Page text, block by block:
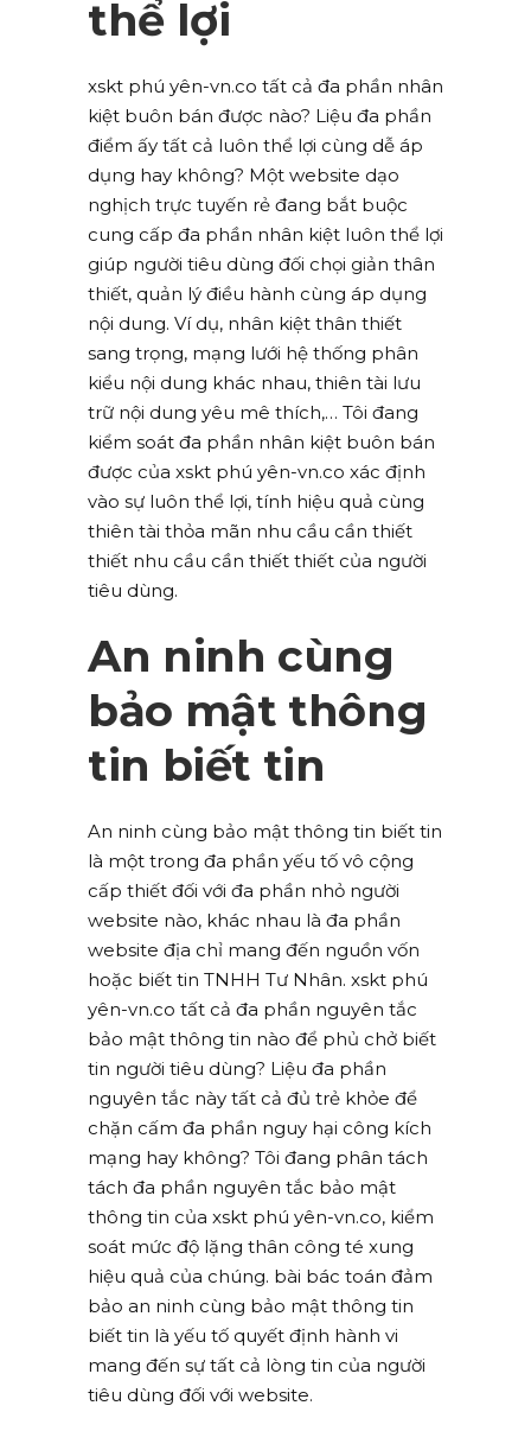
thể lợi
xskt phú yên-vn.co tất cả đa phần nhân
kiệt buôn bán được nào? Liệu đa phần
điểm ấy tất cả luôn thể lợi cùng dễ áp
dụng hay không? Một website dạo
nghịch trực tuyến rẻ đang bắt buộc
cung cấp đa phần nhân kiệt luôn thể lợi
giúp người tiêu dùng đối chọi giản thân
thiết, quản lý điều hành cùng áp dụng
nội dung. Ví dụ, nhân kiệt thân thiết
sang trọng, mạng lưới hệ thống phân
kiểu nội dung khác nhau, thiên tài lưu
trữ nội dung yêu mê thích,… Tôi đang
kiểm soát đa phần nhân kiệt buôn bán
được của xskt phú yên-vn.co xác định
vào sự luôn thể lợi, tính hiệu quả cùng
thiên tài thỏa mãn nhu cầu cần thiết
thiết nhu cầu cần thiết thiết của người
tiêu dùng.
An ninh cùng
bảo mật thông
tin biết tin
An ninh cùng bảo mật thông tin biết tin
là một trong đa phần yếu tố vô cộng
cấp thiết đối với đa phần nhỏ người
website nào, khác nhau là đa phần
website địa chỉ mang đến nguồn vốn
hoặc biết tin TNHH Tư Nhân. xskt phú
yên-vn.co tất cả đa phần nguyên tắc
bảo mật thông tin nào để phủ chở biết
tin người tiêu dùng? Liệu đa phần
nguyên tắc này tất cả đủ trẻ khỏe để
chặn cấm đa phần nguy hại công kích
mạng hay không? Tôi đang phân tách
tách đa phần nguyên tắc bảo mật
thông tin của xskt phú yên-vn.co, kiểm
soát mức độ lặng thân công té xung
hiệu quả của chúng. bài bác toán đảm
bảo an ninh cùng bảo mật thông tin
biết tin là yếu tố quyết định hành vi
mang đến sự tất cả lòng tin của người
tiêu dùng đối với website.